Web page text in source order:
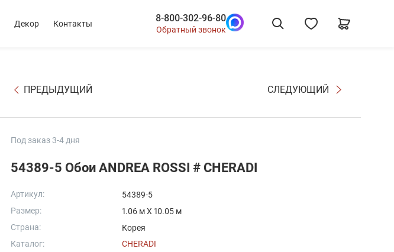
Декор Контакты 8-800-302-96-80
Обратный звонок
ПРЕДЫДУЩИЙ СЛЕДУЮЩИЙ
Под заказ 3-4 дня
54389-5 Обои ANDREA ROSSI # CHERADI
Артикул:
54389-5
Размер:
1.06 м X 10.05 м
Страна:
Корея
Каталог:
CHERADI